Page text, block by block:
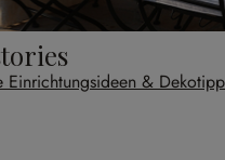
Einrichtungsideen &